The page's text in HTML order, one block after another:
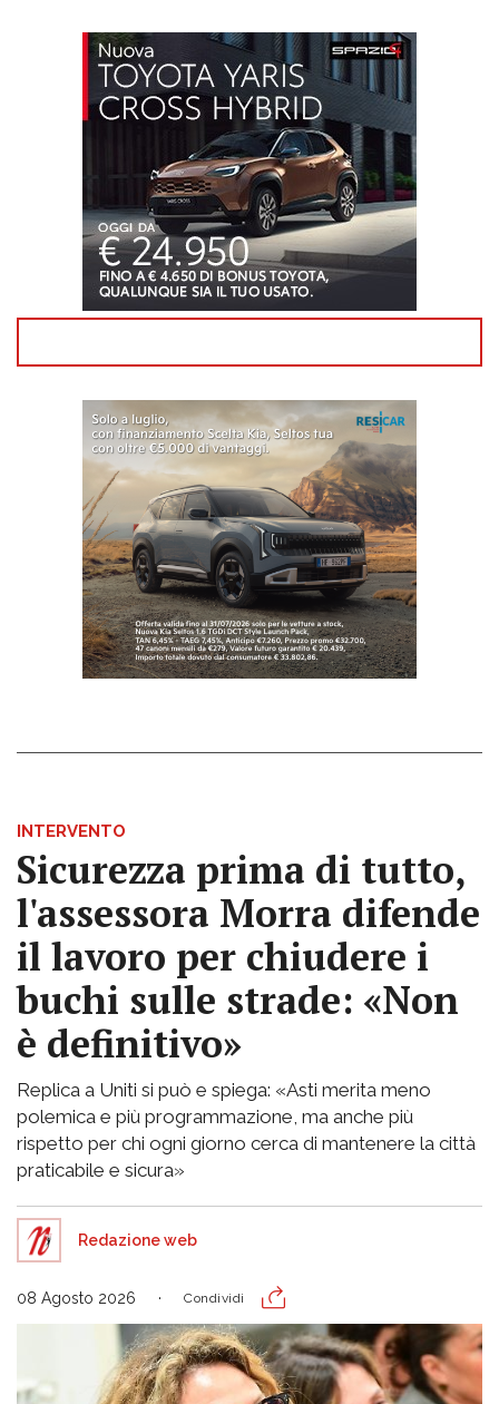
INTERVENTO
Sicurezza prima di tutto,
l'assessora Morra difende
il lavoro per chiudere i
buchi sulle strade: «Non
è definitivo»
Replica a Uniti si può e spiega: «Asti merita meno
polemica e più programmazione, ma anche più
rispetto per chi ogni giorno cerca di mantenere la città
praticabile e sicura»
Redazione web
08 Agosto 2026 Condividi